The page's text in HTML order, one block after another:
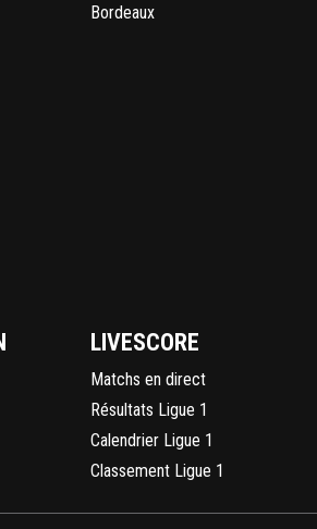
Bordeaux
LIVESCORE
Matchs en direct
Résultats Ligue 1
Calendrier Ligue 1
Classement Ligue 1